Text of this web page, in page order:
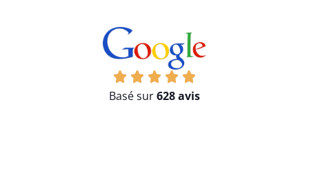
Basé sur628 avis